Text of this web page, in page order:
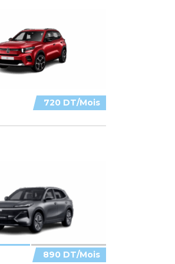
720 DT/Mois
890 DT/Mois